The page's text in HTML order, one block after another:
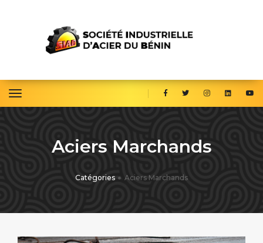
toggle navigation
Aciers Marchands
Catégories Aciers Marchands